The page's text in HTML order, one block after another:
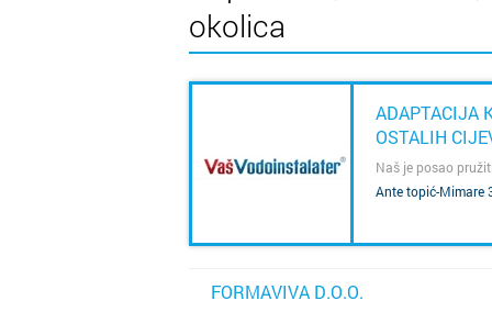
okolica
ADAPTACIJA
OSTALIH
Naš je posao
Ante topić-Mimare
SAZNAJ VIŠE
FORMAVIVA D.O.O.